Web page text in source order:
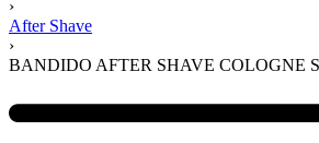
›
After Shave
›
BANDIDO AFTER SHAVE COLOGNE